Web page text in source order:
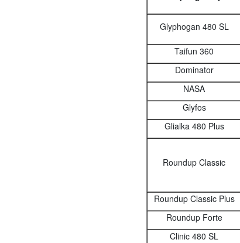
Glyphogan 480 SL
Taifun 360
Dominator
NASA
Glyfos
Glialka 480 Plus
Roundup Classic
Roundup Classic Plus
Roundup Forte
Clinic 480 SL